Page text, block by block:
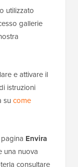
utilizzato
gallerie
e attivare il
istruzioni
su come
Envira
una nuova
consultare